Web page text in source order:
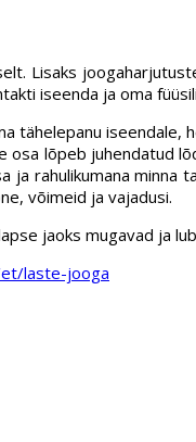
Lisaks
iseenda ja oma
tähelepanu iseendale,
osa lõpeb juhendatud
rahulikumana
võimeid ja vajadusi.
jaoks mugavad ja
laste-jooga